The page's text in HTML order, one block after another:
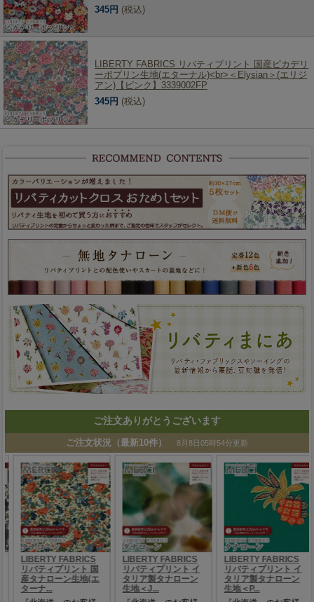
345円 (税込)
LIBERTY FABRICS リバティプリント 国産ピカデリ
ーポプリン生地(エターナル)<br>＜Elysian＞(エリジ
アン)【ピンク】3339002FP
345円 (税込)
ご注文ありがとうございます